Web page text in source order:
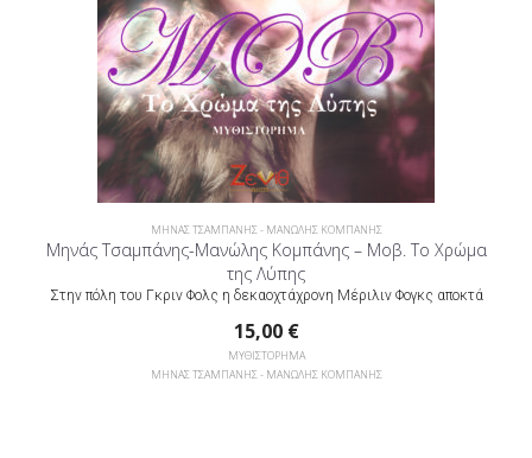
ΜΗΝΑΣ ΤΣΑΜΠΑΝΗΣ - ΜΑΝΩΛΗΣ ΚΟΜΠΑΝΗΣ
Μηνάς Τσαμπάνης-Μανώλης Κομπάνης – Μοβ. Το Χρώμα
της Λύπης
Στην πόλη του Γκριν Φολς η δεκαοχτάχρονη Μέριλιν Φογκς αποκτά
15,00 €
ΜΥΘΙΣΤΟΡΗΜΑ
ΜΗΝΑΣ ΤΣΑΜΠΑΝΗΣ - ΜΑΝΩΛΗΣ ΚΟΜΠΑΝΗΣ